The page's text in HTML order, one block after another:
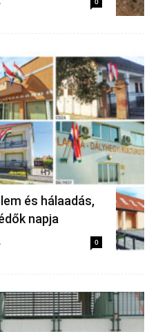
és hálaadás,
napja
0